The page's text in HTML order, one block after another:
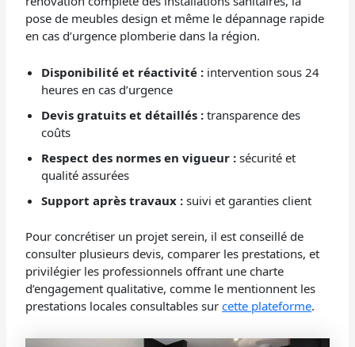
pose de meubles design et même le dépannage rapide
en cas d’urgence plomberie dans la région.
Disponibilité et réactivité : intervention sous 24
heures en cas d’urgence
Devis gratuits et détaillés : transparence des
coûts
Respect des normes en vigueur : sécurité et
qualité assurées
Support après travaux : suivi et garanties client
Pour concrétiser un projet serein, il est conseillé de
consulter plusieurs devis, comparer les prestations, et
privilégier les professionnels offrant une charte
d’engagement qualitative, comme le mentionnent les
prestations locales consultables surcette plateforme.